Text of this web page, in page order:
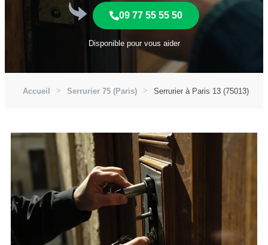
09 77 55 55 50
Disponible pour vous aider
Accueil Serrurier 75 (Paris) Serrurier à Paris 13 (75013)